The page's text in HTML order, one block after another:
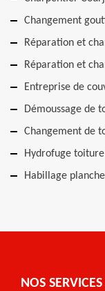
Changement
Réparation et
Réparation et
Entreprise de
Démoussage de
Changement de
Hydrofuge
Habillage
NOS SERVICES